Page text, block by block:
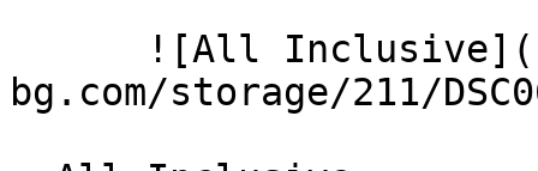
bg.com/storage/211/